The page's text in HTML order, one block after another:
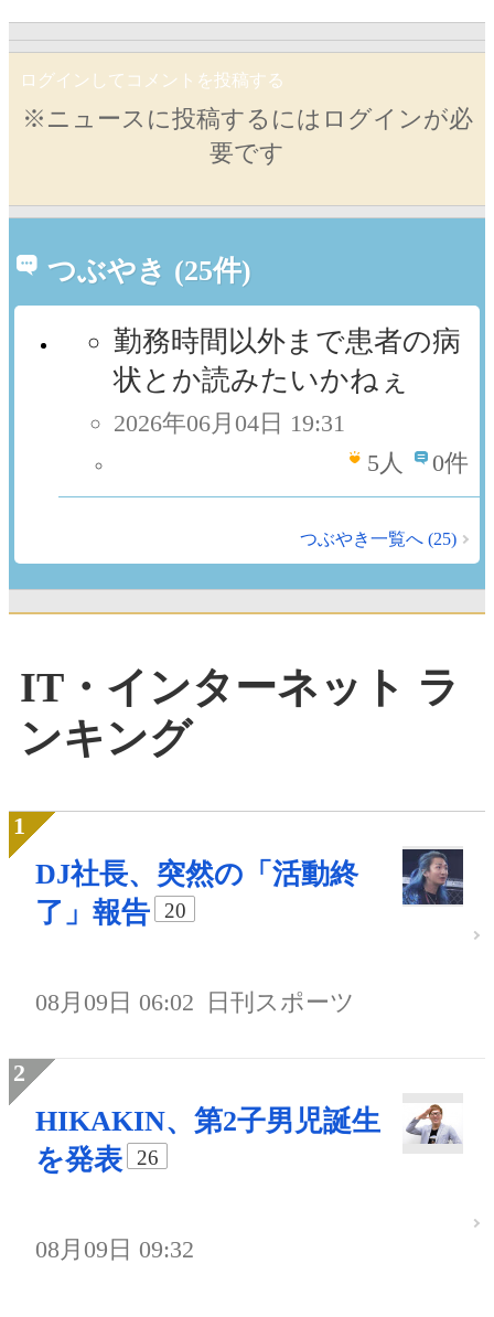
ログインしてコメントを投稿する
※ニュースに投稿するにはログインが必
要です
つぶやき (25件)
勤務時間以外まで患者の病
状とか読みたいかねぇ
2026年06月04日 19:31
5人 0件
つぶやき一覧へ (25)
IT・インターネット ラ
ンキング
DJ社長、突然の「活動終
了」報告
20
08月09日 06:02 日刊スポーツ
HIKAKIN、第2子男児誕生
を発表
26
08月09日 09:32